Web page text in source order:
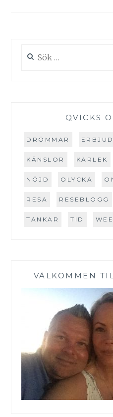
efter:
QVICKS
DRÖMMAR
KÄNSLOR KÄRLEK
NÖJD OLYCKA
RESA RESEBLOGG
TANKAR TID
VÄLKOMMEN